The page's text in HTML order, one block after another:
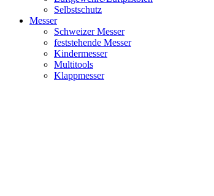
Selbstschutz
Messer
Schweizer Messer
feststehende Messer
Kindermesser
Multitools
Klappmesser